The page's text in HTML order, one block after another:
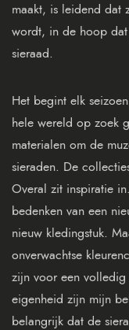
maakt, is leidend dat
wordt, in de hoop
sieraad.
Het begint elk
hele wereld op zoek
materialen om de
sieraden. De
Overal zit inspiratie
bedenken van een
nieuw kledingstuk.
onverwachtse
zijn voor een
eigenheid zijn mijn
belangrijk dat de